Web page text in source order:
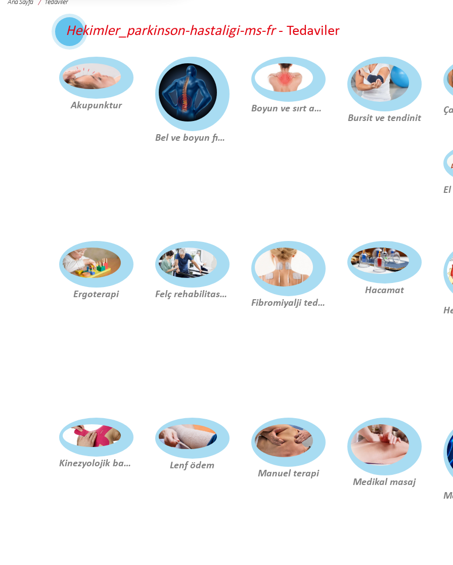
Ana Sayfa Tedaviler
Hekimler_parkinson-hastaligi-ms-fr- Tedaviler
Akupunktur
Bel ve boyun fıtıkları
Boyun ve sırt ağrıları
Bursit ve tendinit
Ergoterapi
Felç rehabilitasyonu
Fibromiyalji tedavisi
Hacamat
Kinezyolojik bantlama
Lenf ödem
Manuel terapi
Medikal masaj